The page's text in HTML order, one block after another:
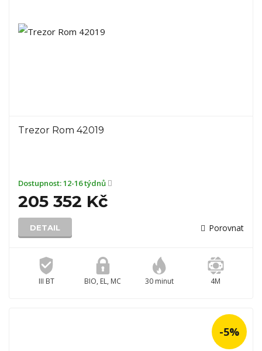
Trezor Rom 42019
Dostupnost:12-16 týdnů
205 352 Kč
DETAIL Porovnat
III BT BIO, EL, MC 30 minut 4M
-5%